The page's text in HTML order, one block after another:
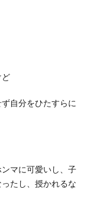
ど
自分をひたすらに
マに可愛いし、子
たし、授かれるな